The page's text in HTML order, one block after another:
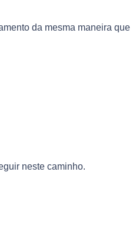
da mesma maneira que
neste caminho.